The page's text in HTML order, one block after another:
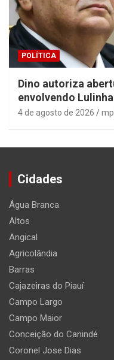
POLÍTICA
Dino autoriza
envolvendo Lulinha
4 de agosto de 2026
Cidades
Água Branca
Altos
Angical
Agricolândia
Barras
Cajazeiras do Piauí
Campo Largo
Campo Maior
Conceição do Canindé
Coronel Jose Dias